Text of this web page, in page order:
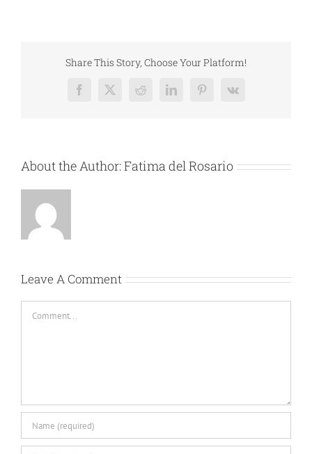
Share This Story, Choose Your Platform!
Facebook
X RedditLinkedInPinterest
Vk
About the Author:Fatima del Rosario
Leave A Comment